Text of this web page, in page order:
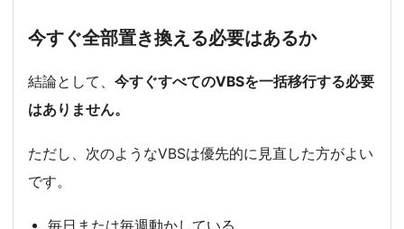
今すぐ全部置き換える必要はあるか
結論として、 今すぐすべてのVBSを一括移行する必要
はありません。
ただし、次のようなVBSは優先的に見直した方がよい
です。